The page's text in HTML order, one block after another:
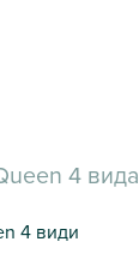
4 вида
4 види